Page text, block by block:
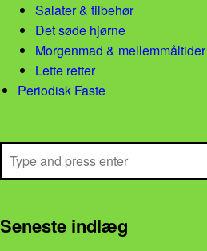
Salater & tilbehør
Det søde hjørne
Morgenmad & mellemmåltider
Lette retter
Periodisk Faste
Search
Seneste indlæg